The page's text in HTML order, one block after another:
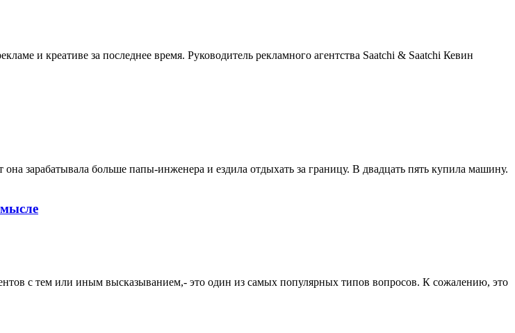
и креативе за последнее время. Руководитель рекламного агентства Saatchi & Saatchi Кевин
зарабатывала больше папы-инженера и ездила отдыхать за границу. В двадцать пять купила машину.
с тем или иным высказыванием,- это один из самых популярных типов вопросов. К сожалению, это